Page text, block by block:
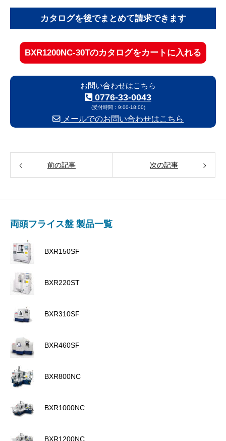
カタログを後でまとめて請求できます
お問い合わせはこちら
0776-33-0043
(受付時間：9:00-18:00)
メールでのお問い合わせはこちら
前の記事 次の記事
両頭フライス盤 製品一覧
BXR150SF
BXR220ST
BXR310SF
BXR460SF
BXR800NC
BXR1000NC
BXR1200NC